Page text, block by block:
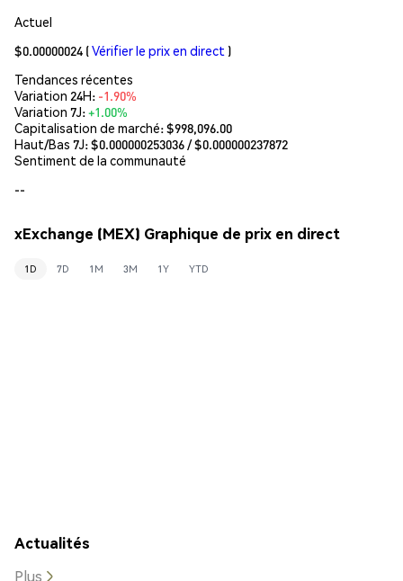
Actuel
$0.00000024 (Vérifier le prix en direct )
Tendances récentes
Variation 24H: -1.90%
Variation 7J:+1.00%
Capitalisation de marché:$998,096.00
Haut/Bas 7J: $0.000000253036/ $0.000000237872
Sentiment de la communauté
--
xExchange (MEX) Graphique de prix en direct
1D 7D 1M 3M 1Y YTD
Actualités
Plus